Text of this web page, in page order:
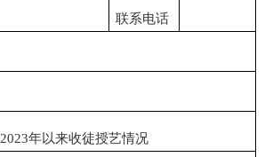
联系电话
2023年以来收徒授艺情况